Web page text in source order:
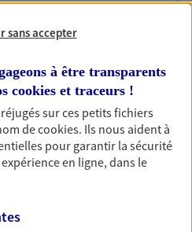
ou voyage autour
votre rythme et
profil.
nouveau chapitre de
d'un expert. Découvrez
la retraite.
sans accepter
à être transparents
cookies et traceurs !
sur ces petits fichiers
decookies. Ils nous aident à
pour garantir la sécurité
en ligne, dans le